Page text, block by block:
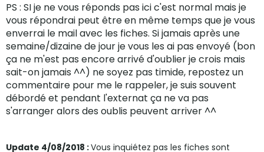
PS : SI je ne vous réponds pas ici c'est normal mais je
vous répondrai peut être en même temps que je vous
enverrai le mail avec les fiches. Si jamais après une
semaine/dizaine de jour je vous les ai pas envoyé (bon
ça ne m'est pas encore arrivé d'oublier je crois mais
sait-on jamais ^^) ne soyez pas timide, repostez un
commentaire pour me le rappeler, je suis souvent
débordé et pendant l'externat ça ne va pas
s'arranger alors des oublis peuvent arriver ^^
Update 4/08/2018 :Vous inquiétez pas les fiches sont